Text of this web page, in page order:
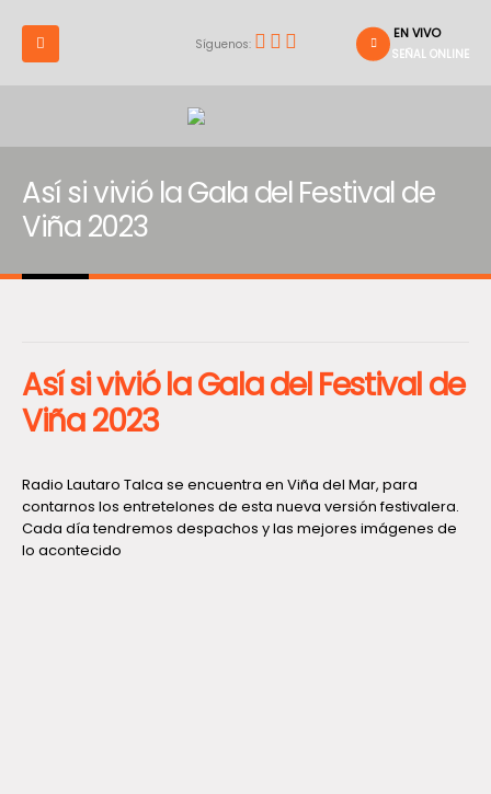
Síguenos:
EN VIVO
SEÑAL ONLINE
Así si vivió la Gala del Festival de
Viña 2023
Así si vivió la Gala del Festival de
Viña 2023
Radio Lautaro Talca se encuentra en Viña del Mar, para
contarnos los entretelones de esta nueva versión festivalera.
Cada día tendremos despachos y las mejores imágenes de
lo acontecido